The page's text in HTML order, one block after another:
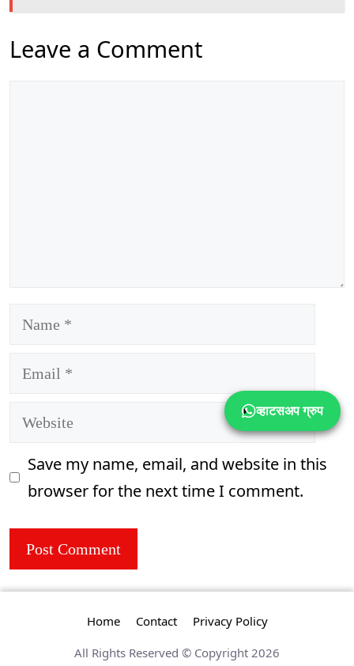
व्हाटसअप ग्रुप
Leave a Comment
Name
Email
Website
Save my name, email, and website in this
browser for the next time I comment.
Home Contact
Privacy Policy
All Rights Reserved © Copyright 2026